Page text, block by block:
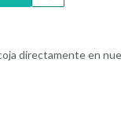
directamente en